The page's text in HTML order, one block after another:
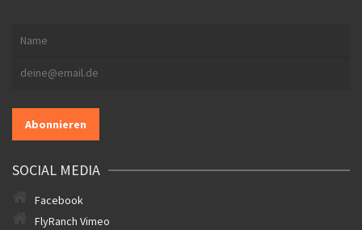
SOCIAL MEDIA
Facebook
FlyRanch Vimeo